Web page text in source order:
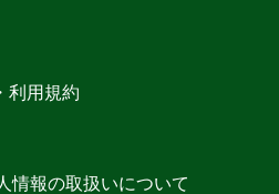
利用規約
情報の取扱いについて